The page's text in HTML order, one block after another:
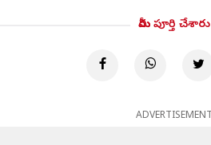
మీరు పూర్తి చేశారు
ADVERTISEMENT